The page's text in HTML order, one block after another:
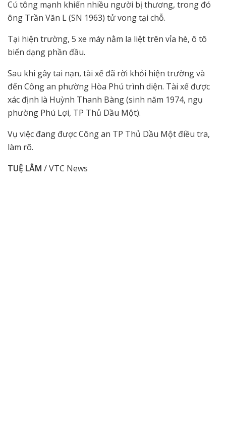
Cú tông mạnh khiến nhiều người bị thương, trong đó
ông Trần Văn L (SN 1963) tử vong tại chỗ.
Tại hiện trường, 5 xe máy nằm la liệt trên vỉa hè, ô tô
biến dạng phần đầu.
Sau khi gây tai nạn, tài xế đã rời khỏi hiện trường và
đến Công an phường Hòa Phú trình diện. Tài xế được
xác định là Huỳnh Thanh Bàng (sinh năm 1974, ngụ
phường Phú Lợi, TP Thủ Dầu Một).
Vụ việc đang được Công an TP Thủ Dầu Một điều tra,
làm rõ.
TUỆ LÂM / VTC News